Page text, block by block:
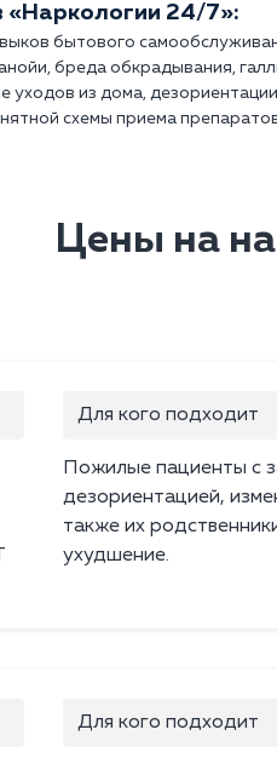
«Наркологии 24/7»:
бытового
бреда обкрадывания,
уходов из дома,
схемы приема
Цены на
Для кого подходит
Пожилые пациенты с
дезориентацией,
также их
ухудшение.
Для кого подходит